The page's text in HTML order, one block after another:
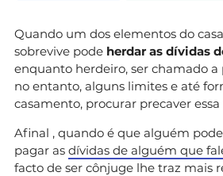
Quando um dos elementos do
sobrevive pode herdar as dívidas
enquanto herdeiro, ser chamado a
no entanto, alguns limites e até
casamento, procurar precaver essa
Afinal , quando é que alguém
pagar as dívidas de alguém que
facto de ser cônjuge lhe traz mais